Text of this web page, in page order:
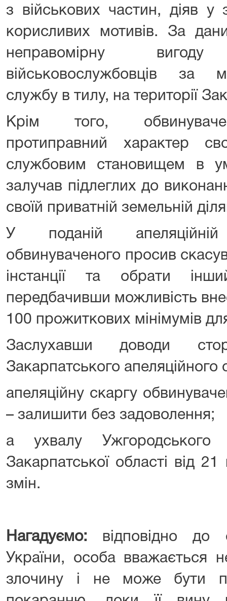
з військових частин, діяв
корисливих мотивів. За
неправомірну
військовослужбовців за
службу в тилу, на території
Крім того,
протиправний характер
службовим становищем в
залучав підлеглих до
своїй приватній земельній
У поданій
обвинуваченого просив
інстанції та обрати
передбачивши можливість
100 прожиткових мінімумів
Заслухавши доводи
Закарпатського апеляційного
апеляційну скаргу
– залишити без задоволення;
а ухвалу Ужгородського
Закарпатської області від
змін.
Нагадуємо: відповідно до
України, особа вважається
злочину і не може бути